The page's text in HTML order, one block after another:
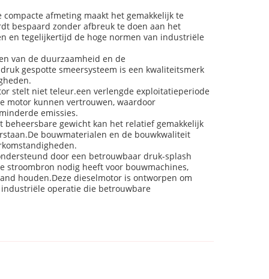
afmeting maakt het gemakkelijk te
bespaard zonder afbreuk te doen aan het
en tegelijkertijd de hoge normen van industriële
van de duurzaamheid en de
gespotte smeersysteem is een kwaliteitsmerk
stelt niet teleur.een verlengde exploitatieperiode
motor kunnen vertrouwen, waardoor
emissies.
gewicht kan het relatief gemakkelijk
bouwmaterialen en de bouwkwaliteit
door een betrouwbaar druk-splash
stroombron nodig heeft voor bouwmachines,
houden.Deze dieselmotor is ontworpen om
operatie die betrouwbare